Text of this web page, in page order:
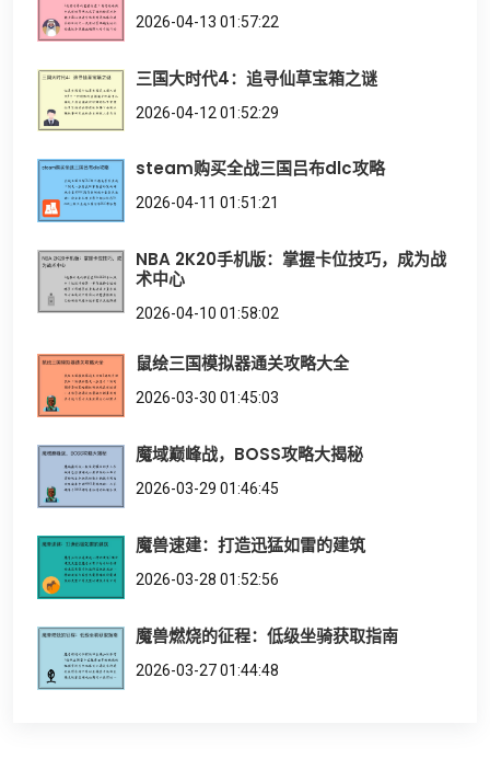
2026-04-13 01:57:22
三国大时代4：追寻仙草宝箱之谜
2026-04-12 01:52:29
steam购买全战三国吕布dlc攻略
2026-04-11 01:51:21
NBA 2K20手机版：掌握卡位技巧，成为战
术中心
2026-04-10 01:58:02
鼠绘三国模拟器通关攻略大全
2026-03-30 01:45:03
魔域巅峰战，BOSS攻略大揭秘
2026-03-29 01:46:45
魔兽速建：打造迅猛如雷的建筑
2026-03-28 01:52:56
魔兽燃烧的征程：低级坐骑获取指南
2026-03-27 01:44:48